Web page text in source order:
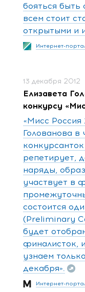
бояться быть
всем стоит
открытыми и
Интернет-
13 декабря 2012
Елизавета
конкурсу
«Мисс Россия
Голованова в
репетирует,
наряды,
участвует в
состоится
(Preliminary
будет
финалисток,
узнаем
декабря».
Интернет-